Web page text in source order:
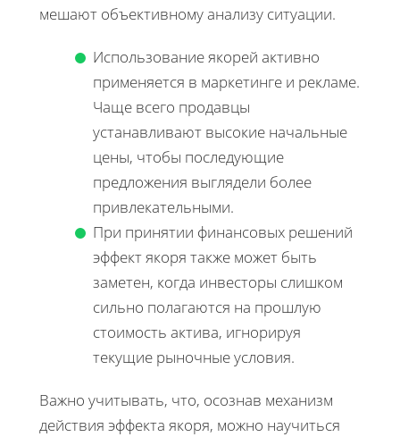
мешают объективному анализу ситуации.
Использование якорей активно
применяется в маркетинге и рекламе.
Чаще всего продавцы
устанавливают высокие начальные
цены, чтобы последующие
предложения выглядели более
привлекательными.
При принятии финансовых решений
эффект якоря также может быть
заметен, когда инвесторы слишком
сильно полагаются на прошлую
стоимость актива, игнорируя
текущие рыночные условия.
Важно учитывать, что, осознав механизм
действия эффекта якоря, можно научиться